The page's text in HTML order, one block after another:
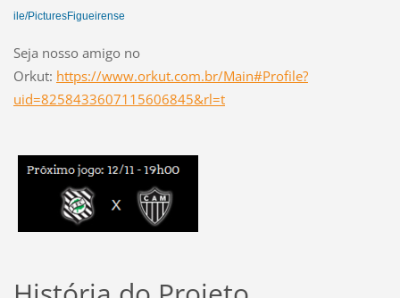
ile/PicturesFigueirense
Seja nosso amigo no
Orkut: https://www.orkut.com.br/Main#Profile?
uid=8258433607115606845&rl=t